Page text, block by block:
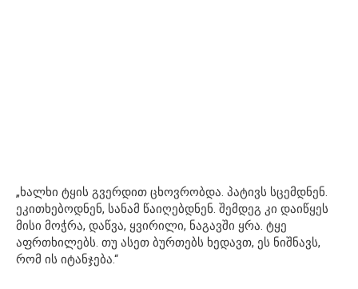
„ხალხი ტყის გვერდით ცხოვრობდა. პატივს სცემდნენ.
ეკითხებოდნენ, სანამ წაიღებდნენ. შემდეგ კი დაიწყეს
მისი მოჭრა, დაწვა, ყვირილი, ნაგავში ყრა. ტყე
აფრთხილებს. თუ ასეთ ბურთებს ხედავთ, ეს ნიშნავს,
რომ ის იტანჯება.“